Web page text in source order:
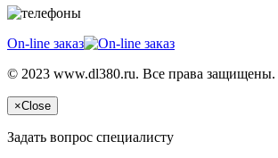
On-line заказ
© 2023 www.dl380.ru. Все права защищены.
×Close
Задать вопрос специалисту